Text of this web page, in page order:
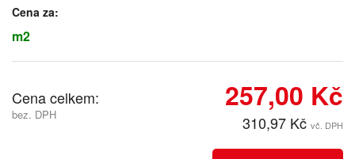
Cena za:
m2
Cena celkem:
bez. DPH
257,00 Kč
310,97 Kč vč. DPH